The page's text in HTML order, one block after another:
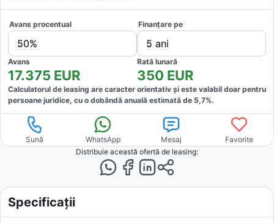
Avans procentual
50%
Finanțare pe
5 ani
Avans
17.375 EUR
Rată lunară
350 EUR
Calculatorul de leasing are caracter orientativ și este valabil doar pentru
persoane juridice, cu o dobândă anuală estimată de 5,7%.
Sună WhatsApp Mesaj
Favorite
Distribuie această ofertă de leasing:
Specificații